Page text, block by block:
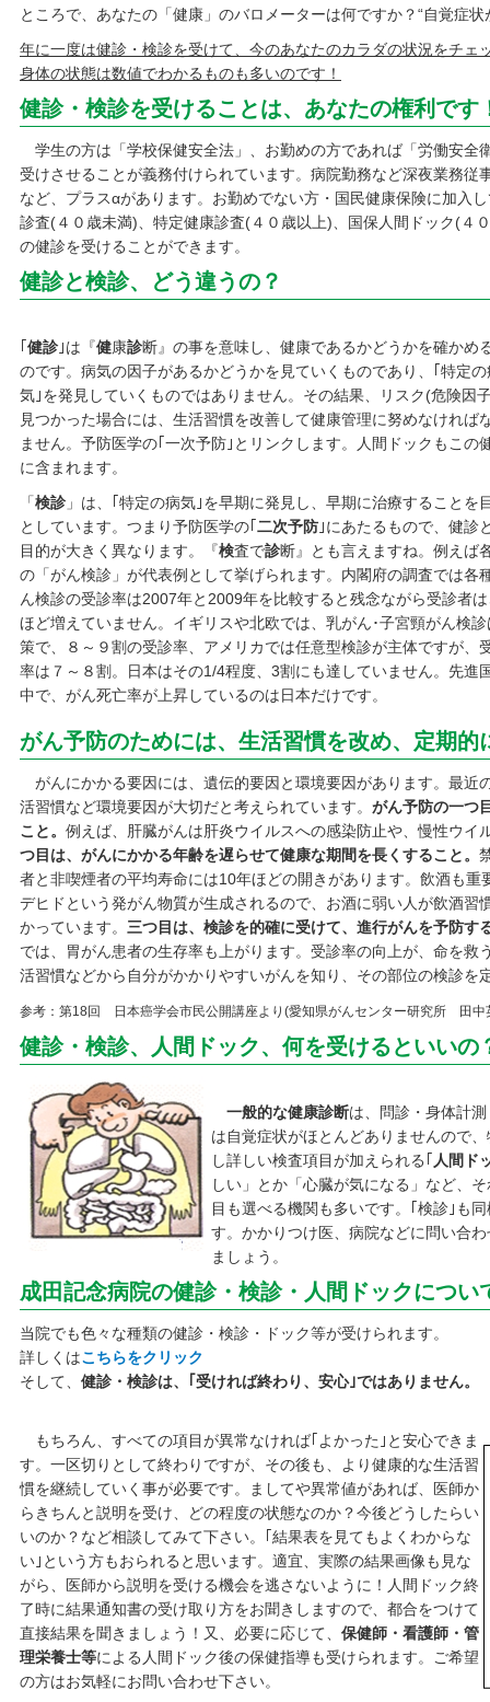
ところで、あなたの「健康」のバロメーターは何ですか？“自覚症
年に一度は健診・検診を受けて、今のあなたのカラダの状況をチェ
身体の状態は数値でわかるものも多いのです！
健診・検診を受けることは、あなたの権利です
学生の方は「学校保健安全法」、お勤めの方であれば「労働安全
受けさせることが義務付けられています。病院勤務など深夜業務従
など、プラスαがあります。お勤めでない方・国民健康保険に加入
診査(４０歳未満)、特定健康診査(４０歳以上)、国保人間ドック(４
の健診を受けることができます。
健診と検診、どう違うの？
健診｣は『健康診断』の事を意味し、健康であるかどうかを確かめ
のです。病気の因子があるかどうかを見ていくものであり、｢特定の
気｣を発見していくものではありません。その結果、リスク(危険因
見つかった場合には、生活習慣を改善して健康管理に努めなければ
ません。予防医学の｢一次予防｣とリンクします。人間ドックもこの
に含まれます。
「検診」は、｢特定の病気｣を早期に発見し、早期に治療することを
としています。つまり予防医学の｢ 二次予防 ｣にあたるもので、健診
目的が大きく異なります。『検査で診断』とも言えますね。例えば
の「がん検診」が代表例として挙げられます。内閣府の調査では各
ん検診の受診率は2007年と2009年を比較すると残念ながら受診者
ほど増えていません。イギリスや北欧では、乳がん･子宮頸がん検診
策で、８～９割の受診率、アメリカでは任意型検診が主体ですが、
率は７～８割。日本はその1/4程度、3割にも達していません。先進
中で、がん死亡率が上昇しているのは日本だけです。
がん予防のためには、生活習慣を改め、定期的
がんにかかる要因には、遺伝的要因と環境要因があります。最近
活習慣など環境要因が大切だと考えられています。 がん予防の一つ
こと。 例えば、肝臓がんは肝炎ウイルスへの感染防止や、慢性ウイ
つ目は、がんにかかる年齢を遅らせて健康な期間を長くすること。
者と非喫煙者の平均寿命には10年ほどの開きがあります。飲酒も
デヒドという発がん物質が生成されるので、お酒に弱い人が飲酒習
かっています。 三つ目は、検診を的確に受けて、進行がんを予防す
では、胃がん患者の生存率も上がります。受診率の向上が、命を救
活習慣などから自分がかかりやすいがんを知り、その部位の検診を
参考：第18回 日本癌学会市民公開講座より(愛知県がんセンター研究所 田
健診・検診、人間ドック、何を受けるといいの
一般的な健康診断は、問診・身体計
は自覚症状がほとんどありませんので
し詳しい検査項目が加えられる｢
人間ド
しい」とか「心臓が気になる」など、
目も選べる機関も多いです。｢検診｣も
す。かかりつけ医、病院などに問い合
ましょう。
成田記念病院の健診・検診・人間ドックに
当院でも色々な種類の健診・検診・ドック等が受けられます。
詳しくはこちらをクリック
そして、 健診・検診は、｢受ければ終わり、安心｣ではありません。
もちろん、すべての項目が異常なければ｢よかった｣と安心できま
す。一区切りとして終わりですが、その後も、より健康的な生活習
慣を継続していく事が必要です。ましてや異常値があれば、医師か
らきちんと説明を受け、どの程度の状態なのか？今後どうしたらい
いのか？など相談してみて下さい。｢結果表を見てもよくわからな
い｣という方もおられると思います。適宜、実際の結果画像も見な
がら、医師から説明を受ける機会を逃さないように！人間ドック終
了時に結果通知書の受け取り方をお聞きしますので、都合をつけて
直接結果を聞きましょう！又、必要に応じて、 保健師・看護師・管
理栄養士等による人間ドック後の保健指導も受けられます。ご希望
の方はお気軽にお問い合わせ下さい。